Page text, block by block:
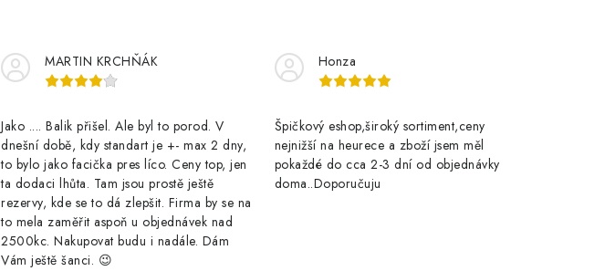
MARTIN KRCHŇÁK
Jako .... Balik přišel. Ale byl to porod. V
dnešní době, kdy standart je +- max 2 dny,
to bylo jako facička pres líco. Ceny top, jen
ta dodaci lhůta. Tam jsou prostě ještě
rezervy, kde se to dá zlepšit. Firma by se na
to mela zaměřit aspoň u objednávek nad
2500kc. Nakupovat budu i nadále. Dám
Vám ještě šanci. 😉
Honza
Špičkový eshop,široký sortiment,ceny
nejnižší na heurece a zboží jsem měl
pokaždé do cca 2-3 dní od objednávky
doma..Doporučuju